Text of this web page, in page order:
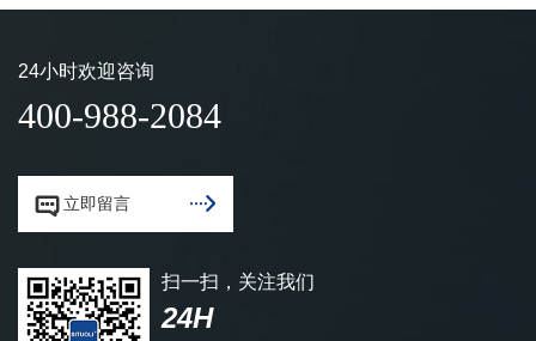
24小时欢迎咨询
400-988-2084
 立即留言
扫一扫，关注我们
24H